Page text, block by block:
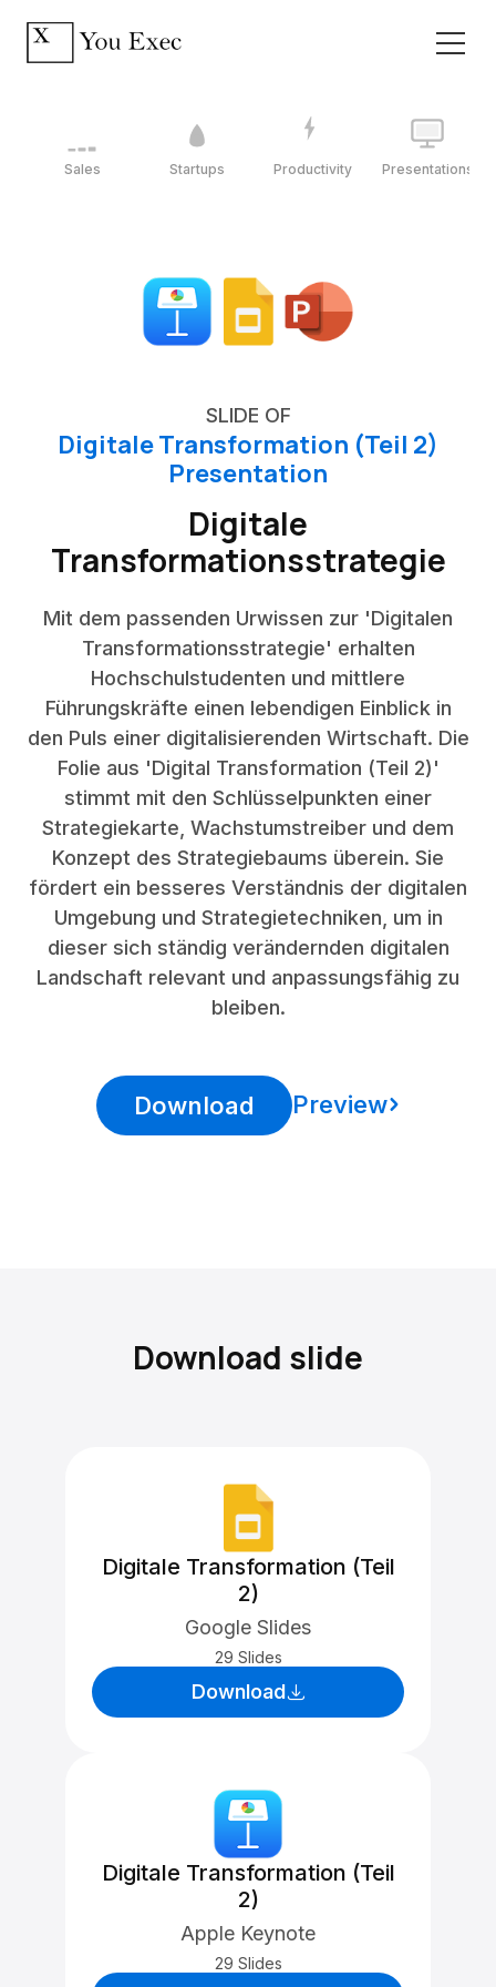
Sales Startups Productivity Presentations
SLIDE OF
Digitale Transformation (Teil 2)
Presentation
Digitale
Transformationsstrategie
Mit dem passenden Urwissen zur 'Digitalen
Transformationsstrategie' erhalten
Hochschulstudenten und mittlere
Führungskräfte einen lebendigen Einblick in
den Puls einer digitalisierenden Wirtschaft. Die
Folie aus 'Digital Transformation (Teil 2)'
stimmt mit den Schlüsselpunkten einer
Strategiekarte, Wachstumstreiber und dem
Konzept des Strategiebaums überein. Sie
fördert ein besseres Verständnis der digitalen
Umgebung und Strategietechniken, um in
dieser sich ständig verändernden digitalen
Landschaft relevant und anpassungsfähig zu
bleiben.
Download Preview
Download slide
Digitale Transformation (Teil
2)
Google Slides
29 Slides
Download
Digitale Transformation (Teil
2)
Apple Keynote
29 Slides